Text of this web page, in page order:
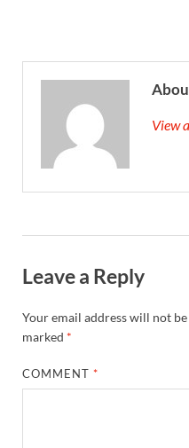
View
Leave a Reply
Your email address will not
marked *
COMMENT*